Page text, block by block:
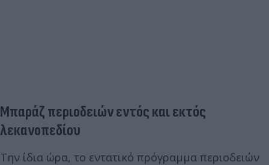
Μπαράζ περιοδειών εντός και εκτός
λεκανοπεδίου
Την ίδια ώρα, το εντατικό πρόγραμμα περιοδειών